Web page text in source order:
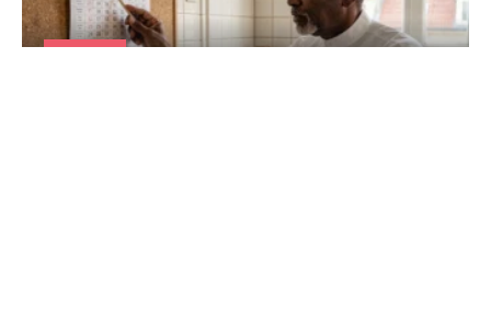
FAMILLE